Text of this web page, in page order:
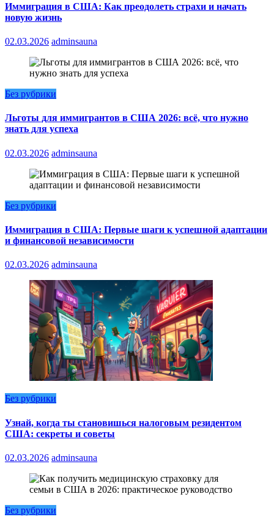
Иммиграция в США: Как преодолеть страхи и начать
новую жизнь
02.03.2026 adminsauna
Без рубрики
Льготы для иммигрантов в США 2026: всё, что нужно
знать для успеха
02.03.2026 adminsauna
Без рубрики
Иммиграция в США: Первые шаги к успешной адаптации
и финансовой независимости
02.03.2026 adminsauna
Без рубрики
Узнай, когда ты становишься налоговым резидентом
США: секреты и советы
02.03.2026 adminsauna
Без рубрики